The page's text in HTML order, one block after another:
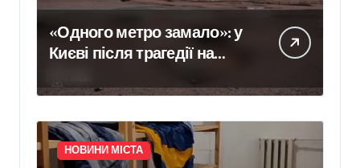
«Одного метро замало»: у
Києві після трагедії на
додаткових бетонних
укриттів
НОВИНИ МІСТА